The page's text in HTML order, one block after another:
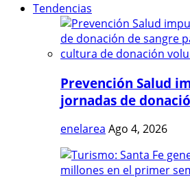
Tendencias
Prevención Salud
jornadas de
enelarea Ago 4, 2026